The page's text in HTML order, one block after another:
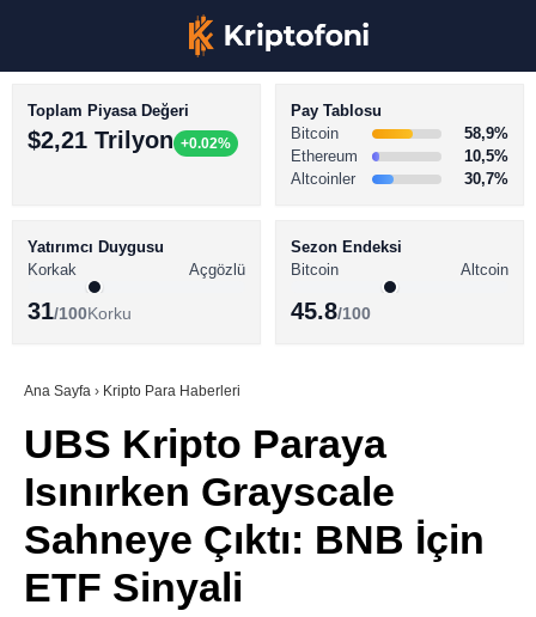
Youtube
TikTok
Pinterest
BİTCOİN HABERLERİ
ALTCOİN HABERLERİ
SÖZLÜK
Toplam Piyasa Değeri
$2,21 Trilyon +0.02%
Pay Tablosu
Bitcoin
58,9%
Ethereum
10,5%
Altcoinler
30,7%
Yatırımcı Duygusu
Korkak
Açgözlü
31/100Korku
Sezon Endeksi
Bitcoin
Altcoin
45.8/100
Ana Sayfa › Kripto Para Haberleri
UBS Kripto Paraya
Isınırken Grayscale
Sahneye Çıktı: BNB İçin
ETF Sinyali